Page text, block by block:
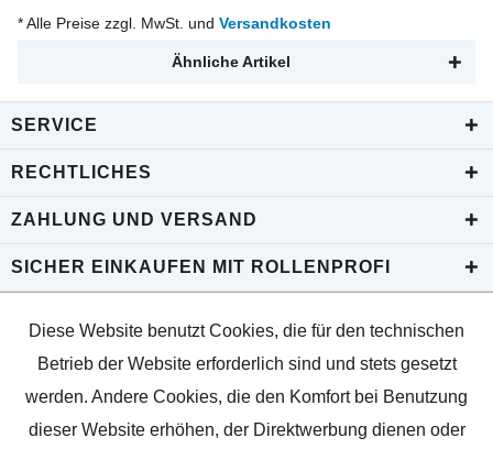
* Alle Preise zzgl. MwSt. und Versandkosten
Ähnliche Artikel
SERVICE
RECHTLICHES
ZAHLUNG UND VERSAND
SICHER EINKAUFEN MIT ROLLENPROFI
Diese Website benutzt Cookies, die für den technischen
Betrieb der Website erforderlich sind und stets gesetzt
werden. Andere Cookies, die den Komfort bei Benutzung
dieser Website erhöhen, der Direktwerbung dienen oder